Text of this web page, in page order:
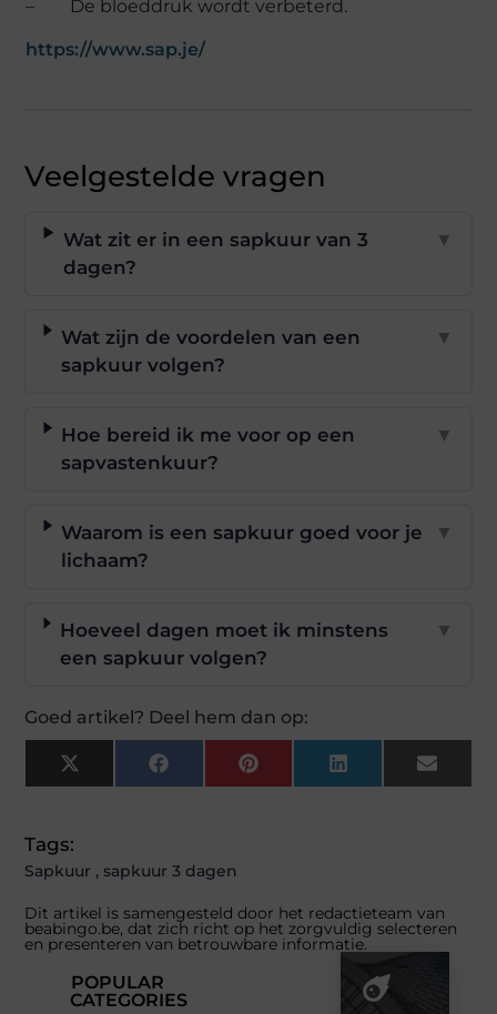
– De bloeddruk wordt verbeterd.
https://www.sap.je/
Veelgestelde vragen
Wat zit er in een sapkuur van 3
dagen?
▼
Wat zijn de voordelen van een
sapkuur volgen?
▼
Hoe bereid ik me voor op een
sapvastenkuur?
▼
Waarom is een sapkuur goed voor je
lichaam?
▼
Hoeveel dagen moet ik minstens
een sapkuur volgen?
▼
Goed artikel? Deel hem dan op:
X
(Twitter)
FacebookPinterestLinkedInEmail
Tags:
Sapkuur ,sapkuur 3 dagen
Dit artikel is samengesteld door het redactieteam van
beabingo.be, dat zich richt op het zorgvuldig selecteren
en presenteren van betrouwbare informatie.
POPULAR
CATEGORIES